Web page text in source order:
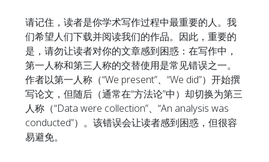
请记住，读者是你学术写作过程中最重要的人。我
们希望人们下载并阅读我们的作品。因此，重要的
是，请勿让读者对你的文章感到困惑：在写作中，
第一人称和第三人称的交替使用是常见错误之一。
作者以第一人称（“We present”、“We did”）开始撰
写论文，但随后（通常在“方法论”中）却切换为第三
人称（“Data were collection”、“An analysis was
conducted”）。该错误会让读者感到困惑，但很容
易避免。